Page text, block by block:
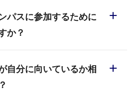
の仕事のことまで、詳しく
だきます。詳細はイベント
ください。
ために、学校説明だけでな
ッフが、業界動向や職種毎
容、求められるスキルや給
わかりやすく説明していま
ープンキャンパスにご参加
パスに参加するために
か？
メモなどをしたい方は筆記
下さい。
自分に向いているか相